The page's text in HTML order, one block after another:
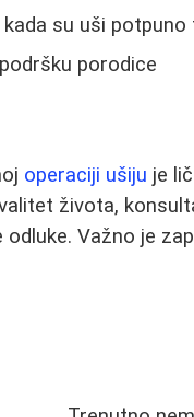
su uši
porodice
operaciji ušiju je
života,
odluke. Važno je